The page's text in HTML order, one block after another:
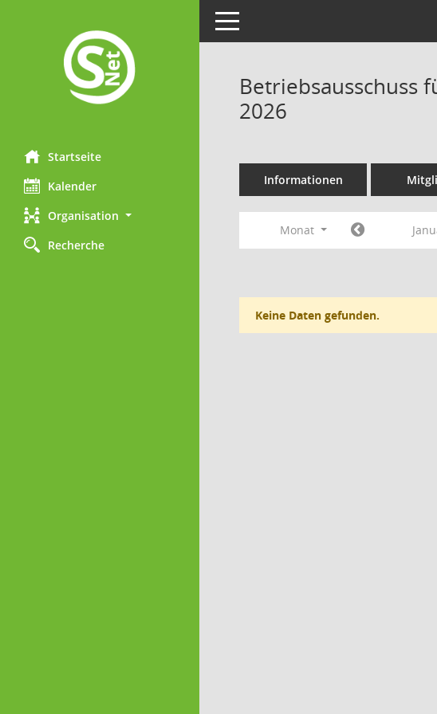
Startseite
Kalender
Organisation
Recherche
Toggle navigation
Betriebsausschuss
2026
Informationen
Monat
Keine Daten gefunden.